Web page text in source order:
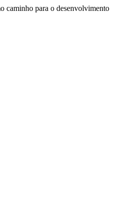
caminho para o desenvolvimento